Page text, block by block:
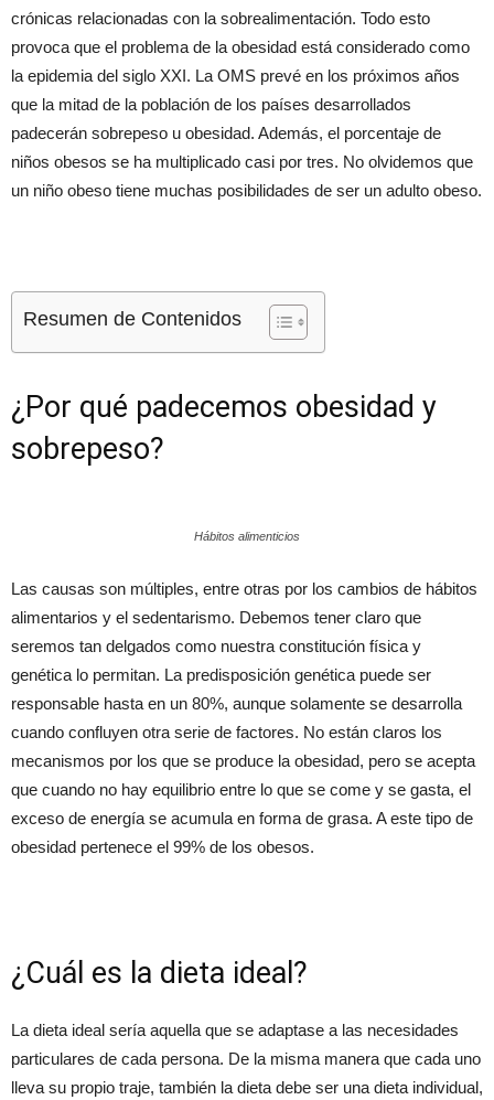
crónicas relacionadas con la sobrealimentación. Todo esto
provoca que el problema de la obesidad está considerado como
la epidemia del siglo XXI. La OMS prevé en los próximos años
que la mitad de la población de los países desarrollados
padecerán sobrepeso u obesidad. Además, el porcentaje de
niños obesos se ha multiplicado casi por tres. No olvidemos que
un niño obeso tiene muchas posibilidades de ser un adulto obeso.
Resumen de Contenidos
¿Por qué padecemos obesidad y
sobrepeso?
Hábitos alimenticios
Las causas son múltiples, entre otras por los cambios de hábitos
alimentarios y el sedentarismo. Debemos tener claro que
seremos tan delgados como nuestra constitución física y
genética lo permitan. La predisposición genética puede ser
responsable hasta en un 80%, aunque solamente se desarrolla
cuando confluyen otra serie de factores. No están claros los
mecanismos por los que se produce la obesidad, pero se acepta
que cuando no hay equilibrio entre lo que se come y se gasta, el
exceso de energía se acumula en forma de grasa. A este tipo de
obesidad pertenece el 99% de los obesos.
¿Cuál es la dieta ideal?
La dieta ideal sería aquella que se adaptase a las necesidades
particulares de cada persona. De la misma manera que cada uno
lleva su propio traje, también la dieta debe ser una dieta individual,